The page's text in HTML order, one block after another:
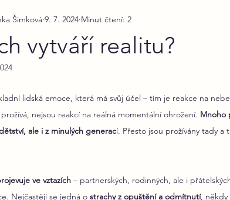
vytváří realitu?
Šimková 9. 7. 2024 Minut čtení: 2
lidská emoce, která má svůj účel – tím je reakce na
nejsou reakcí na reálná momentální ohrožení. Mnoho
ale i z minulých generací. Přesto jsou prožívány tady a
ve vztazích – partnerských, rodinných, ale i
Nejčastěji se jedná o strachy z opuštění a odmítnutí, někdy